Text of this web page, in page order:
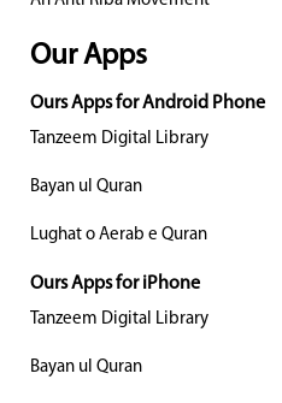
Our Apps
Ours Apps for Android Phone
Tanzeem Digital Library
Bayan ul Quran
Lughat o Aerab e Quran
Ours Apps for iPhone
Tanzeem Digital Library
Bayan ul Quran